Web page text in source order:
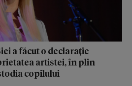
a făcut o declarație
artistei, în plin
copilului